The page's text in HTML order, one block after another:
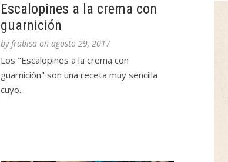
Escalopines a la crema con
guarnición
byfrabisa on agosto 29, 2017
Los "Escalopines a la crema con
guarnición" son una receta muy sencilla
cuyo...